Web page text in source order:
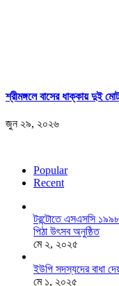
শ্রীমঙ্গলে বাসের ধাক্কায় দুই
জুন ২৯, ২০২৬
Popular
Recent
টরন্টোতে এসএসসি
পিঠা উৎসব অনুষ্ঠিত
মে ২, ২০২৫
ইউপি সদস্যদের বাধা
মে ১, ২০২৫